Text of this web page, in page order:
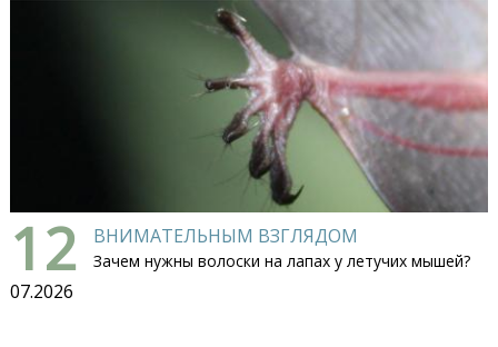
12
07.2026
ВНИМАТЕЛЬНЫМ ВЗГЛЯДОМ
Зачем нужны волоски на лапах у летучих мышей?